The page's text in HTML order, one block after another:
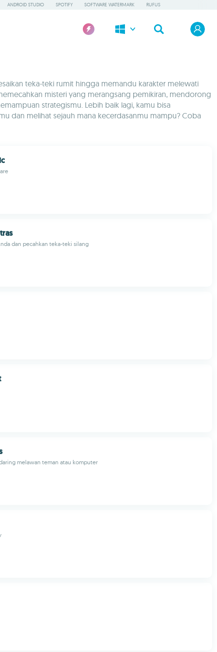
ANDROID STUDIO SPOTIFY SOFTWARE WATERMARK RUFUS
teka-teki rumit hingga memandu karakter melewati
misteri yang merangsang pemikiran, mendorong
strategismu. Lebih baik lagi, kamu bisa
dan melihat sejauh mana kecerdasanmu mampu? Coba
dan pecahkan teka-teki silang
melawan teman atau komputer